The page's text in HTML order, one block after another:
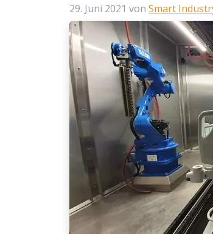
29. Juni 2021 von Smart